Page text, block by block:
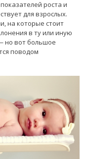
роста и
для взрослых.
на которые стоит
в ту или иную
но вот большое
поводом